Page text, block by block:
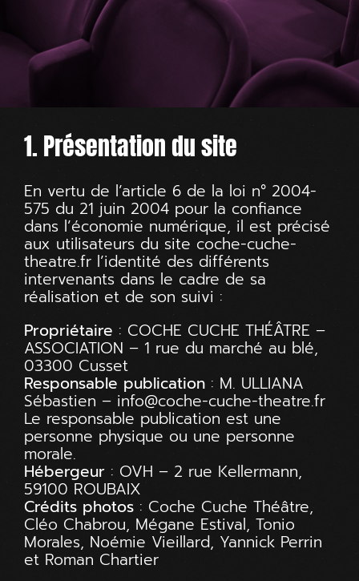
1. Présentation du site
En vertu de l’article 6 de la loi n° 2004-
575 du 21 juin 2004 pour la confiance
dans l’économie numérique, il est précisé
aux utilisateurs du site coche-cuche-
theatre.fr l’identité des différents
intervenants dans le cadre de sa
réalisation et de son suivi :
Propriétaire : COCHE CUCHE THÉÂTRE –
ASSOCIATION – 1 rue du marché au blé,
03300 Cusset
Responsable publication : M. ULLIANA
Sébastien – info@coche-cuche-theatre.fr
Le responsable publication est une
personne physique ou une personne
morale.
Hébergeur : OVH – 2 rue Kellermann,
59100 ROUBAIX
Crédits photos : Coche Cuche Théâtre,
Cléo Chabrou, Mégane Estival, Tonio
Morales, Noémie Vieillard, Yannick Perrin
et Roman Chartier